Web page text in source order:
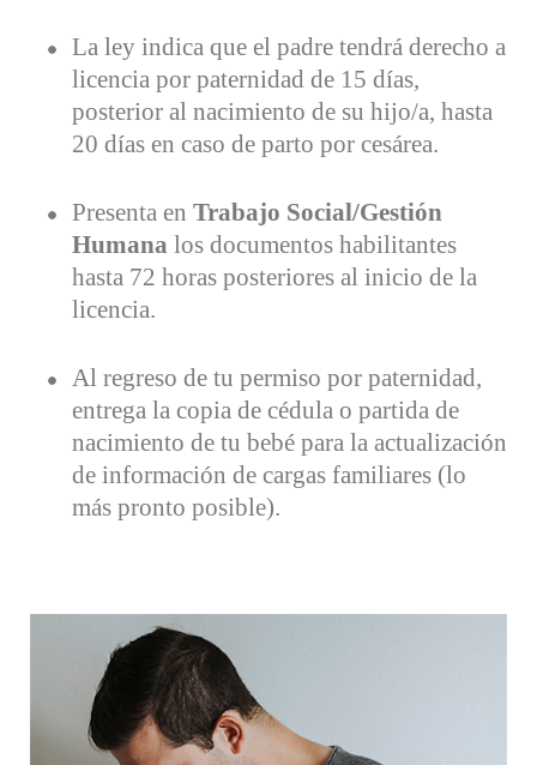
La ley indica que el padre tendrá derecho a
licencia por paternidad de 15 días,
posterior al nacimiento de su hijo/a, hasta
20 días en caso de parto por cesárea.
Presenta en Trabajo Social/Gestión
Humana los documentos habilitantes
hasta 72 horas posteriores al inicio de la
licencia.
Al regreso de tu permiso por paternidad,
entrega la copia de cédula o partida de
nacimiento de tu bebé para la actualización
de información de cargas familiares (lo
más pronto posible).